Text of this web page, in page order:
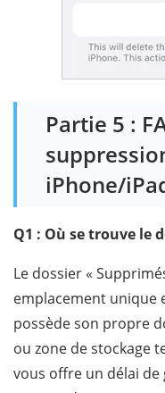
Partie 5 :
iPhone/
Q1 : Où se trouve le
Le dossier «
emplacement unique
possède son propre
ou zone de stockage
vous offre un délai